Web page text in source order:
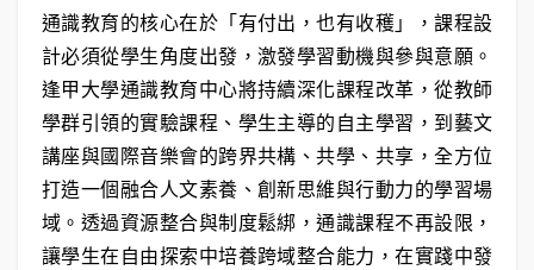
通識教育的核心在於「有付出，也有收穫」，課程設
計必須從學生角度出發，激發學習動機與參與意願。
逢甲大學通識教育中心將持續深化課程改革，從教師
學群引領的實驗課程、學生主導的自主學習，到藝文
講座與國際音樂會的跨界共構、共學、共享，全方位
打造一個融合人文素養、創新思維與行動力的學習場
域。透過資源整合與制度鬆綁，通識課程不再設限，
讓學生在自由探索中培養跨域整合能力，在實踐中發